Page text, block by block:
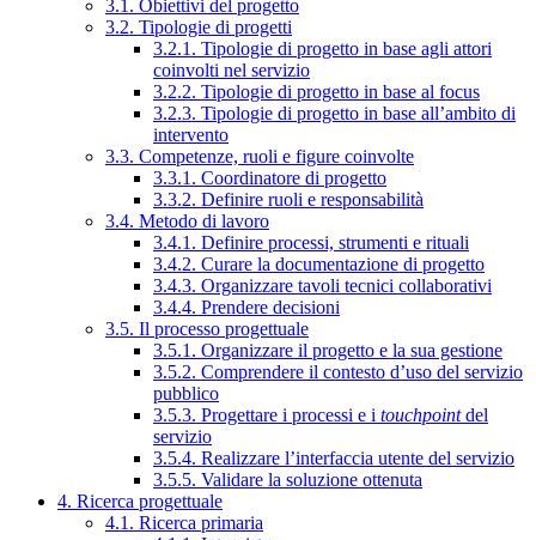
3.1. Obiettivi del progetto
3.2. Tipologie di progetti
3.2.1. Tipologie di progetto in base agli attori
coinvolti nel servizio
3.2.2. Tipologie di progetto in base al focus
3.2.3. Tipologie di progetto in base all’ambito di
intervento
3.3. Competenze, ruoli e figure coinvolte
3.3.1. Coordinatore di progetto
3.3.2. Definire ruoli e responsabilità
3.4. Metodo di lavoro
3.4.1. Definire processi, strumenti e rituali
3.4.2. Curare la documentazione di progetto
3.4.3. Organizzare tavoli tecnici collaborativi
3.4.4. Prendere decisioni
3.5. Il processo progettuale
3.5.1. Organizzare il progetto e la sua gestione
3.5.2. Comprendere il contesto d’uso del servizio
pubblico
3.5.3. Progettare i processi e i touchpointdel
servizio
3.5.4. Realizzare l’interfaccia utente del servizio
3.5.5. Validare la soluzione ottenuta
4. Ricerca progettuale
4.1. Ricerca primaria